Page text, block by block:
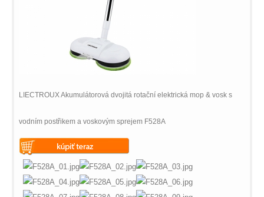
LIECTROUX Akumulátorová dvojitá rotační elektrická mop & vosk s
vodním postřikem a voskovým sprejem F528A
Warning : Undefined variable
$vii_buy_now_text in
/web/m.liectroux-